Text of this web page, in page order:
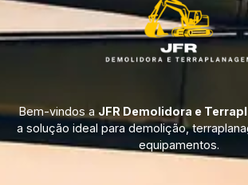
Bem-vindos a JFR Demolidora e
a solução ideal para demolição,
equipamentos.